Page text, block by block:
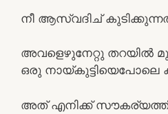
നീ ആസ്വദിച്
അവളെഴുനേറ്റു തറയിൽ
ഒരു നായ്കുട്ടിയെപോലെ
അത് എനിക്ക്